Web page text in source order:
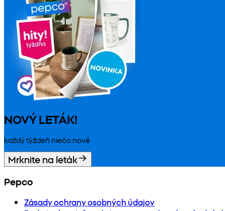
NOVÝ LETÁK!
každý týždeň niečo nové
Mrknite na leták
Pepco
Zásady ochrany osobných údajov